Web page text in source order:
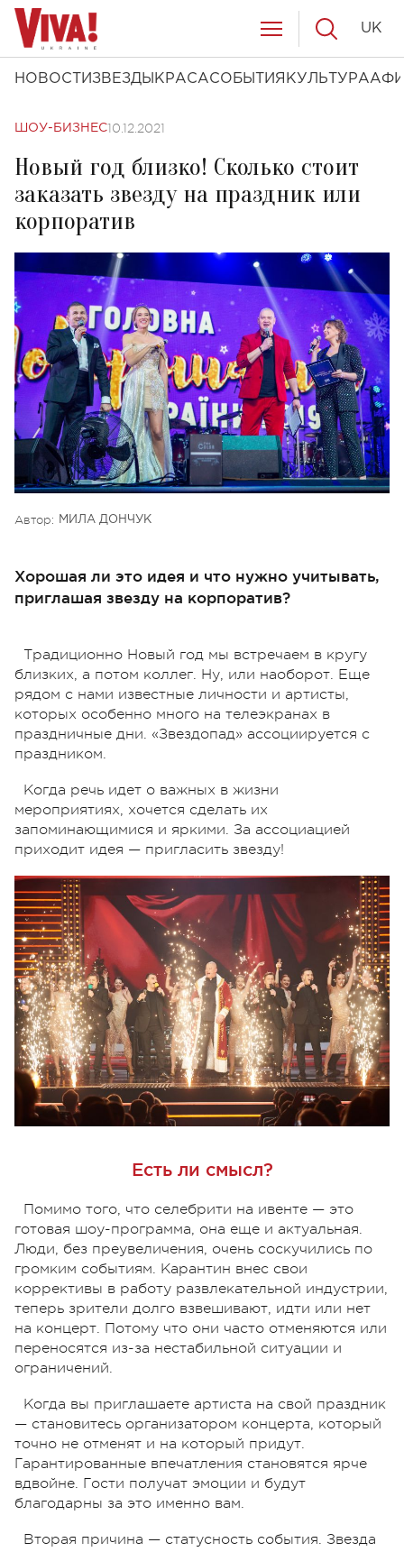
НОВОСТИ ЗВЕЗДЫ КРАСАСОБЫТИЯ КУЛЬТУРА
UK
ШОУ-БИЗНЕС10.12.2021
Новый год близко! Сколько стоит
заказать звезду на праздник или
корпоратив
Автор: МИЛА ДОНЧУК
Хорошая ли это идея и что нужно учитывать,
приглашая звезду на корпоратив?
Традиционно Новый год мы встречаем в кругу
близких, а потом коллег. Ну, или наоборот. Еще
рядом с нами известные личности и артисты,
которых особенно много на телеэкранах в
праздничные дни. «Звездопад» ассоциируется с
праздником.
Когда речь идет о важных в жизни
мероприятиях, хочется сделать их
запоминающимися и яркими. За ассоциацией
приходит идея — пригласить звезду!
Есть ли смысл?
Помимо того, что селебрити на ивенте — это
готовая шоу-программа, она еще и актуальная.
Люди, без преувеличения, очень соскучились по
громким событиям. Карантин внес свои
коррективы в работу развлекательной индустрии,
теперь зрители долго взвешивают, идти или нет
на концерт. Потому что они часто отменяются или
переносятся из-за нестабильной ситуации и
ограничений.
Когда вы приглашаете артиста на свой праздник
— становитесь организатором концерта, который
точно не отменят и на который придут.
Гарантированные впечатления становятся ярче
вдвойне. Гости получат эмоции и будут
благодарны за это именно вам.
Вторая причина — статусность события. Звезда